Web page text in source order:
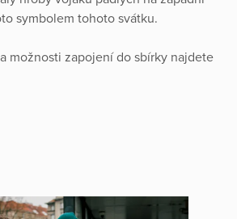
symbolem tohoto svátku.
možnosti zapojení do sbírky najdete